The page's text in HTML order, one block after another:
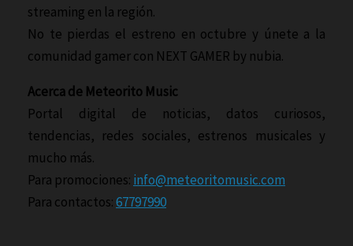
streaming en la región.
No te pierdas el estreno en octubre y únete a la
comunidad gamer con NEXT GAMER by nubia.
Acerca de Meteorito Music
Portal digital de noticias, datos curiosos,
tendencias, redes sociales, estrenos musicales y
mucho más.
Para promociones: info@meteoritomusic.com
Para contactos:67797990